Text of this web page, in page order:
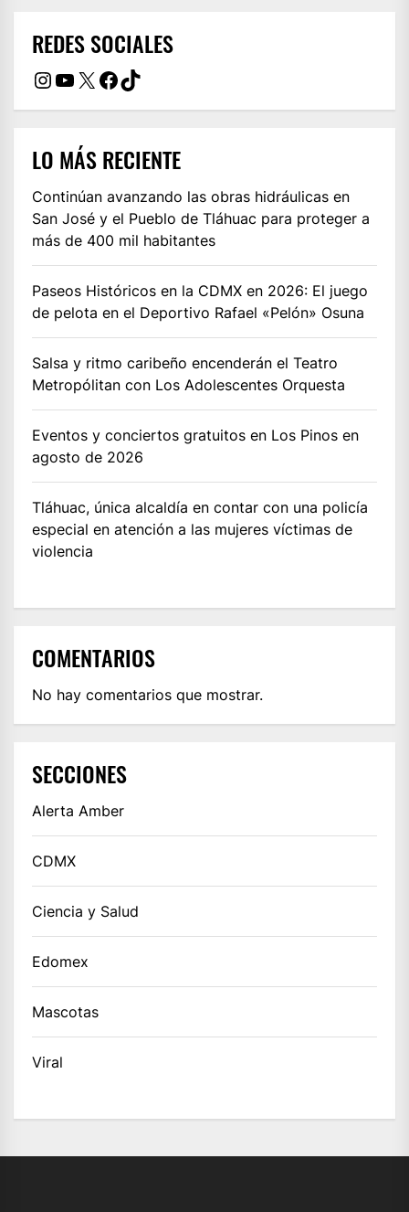
REDES SOCIALES
Instagram
YouTube
X Facebook
TikTok
LO MÁS RECIENTE
Continúan avanzando las obras hidráulicas en
San José y el Pueblo de Tláhuac para proteger a
más de 400 mil habitantes
Paseos Históricos en la CDMX en 2026: El juego
de pelota en el Deportivo Rafael «Pelón» Osuna
Salsa y ritmo caribeño encenderán el Teatro
Metropólitan con Los Adolescentes Orquesta
Eventos y conciertos gratuitos en Los Pinos en
agosto de 2026
Tláhuac, única alcaldía en contar con una policía
especial en atención a las mujeres víctimas de
violencia
COMENTARIOS
No hay comentarios que mostrar.
SECCIONES
Alerta Amber
CDMX
Ciencia y Salud
Edomex
Mascotas
Viral